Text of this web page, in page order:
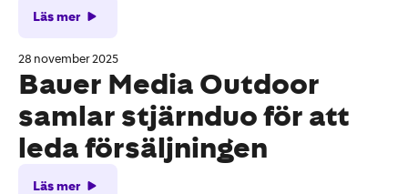
Läs mer
28 november 2025
Bauer Media Outdoor
samlar stjärnduo för att
leda försäljningen
Läs mer